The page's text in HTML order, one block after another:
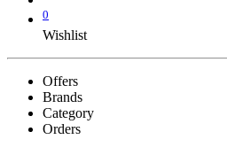
0
Wishlist
Offers
Brands
Category
Orders